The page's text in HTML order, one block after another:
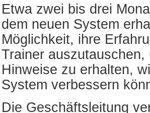
Etwa zwei bis drei
dem neuen System
Möglichkeit, ihre
Trainer
Hinweise zu erhalten,
System verbessern
Die Geschäftsleitung